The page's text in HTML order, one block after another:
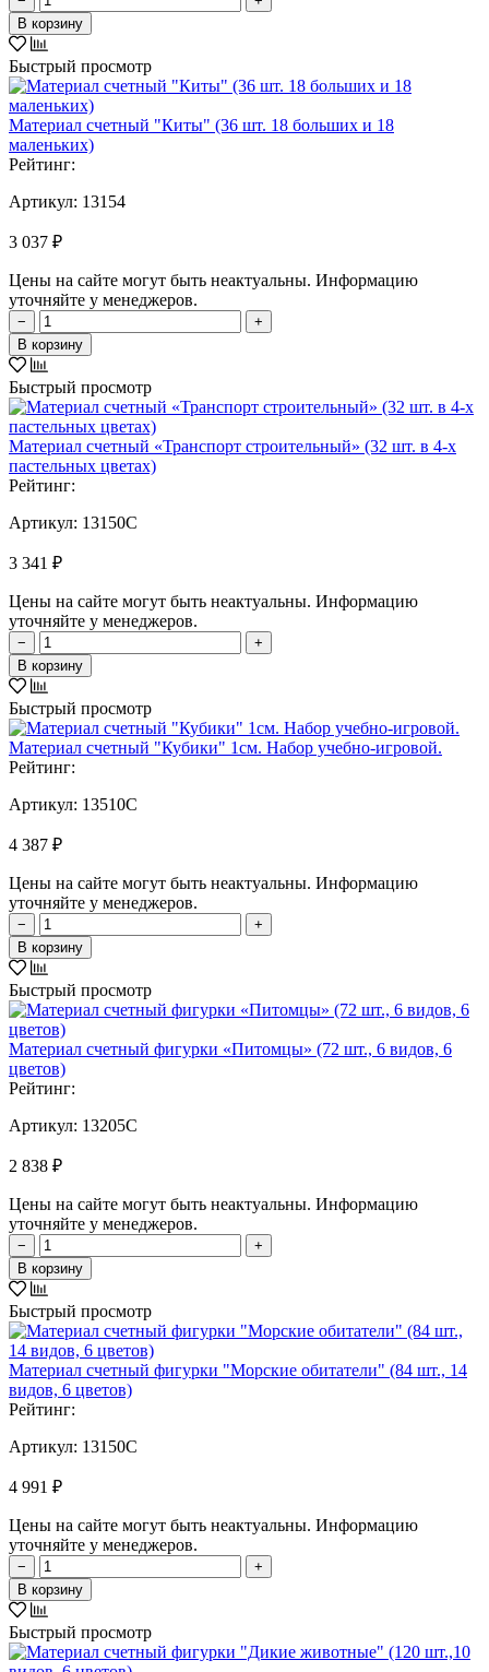
В корзину
Быстрый просмотр
Материал счетный "Киты" (36 шт. 18 больших и 18
маленьких)
Рейтинг:
Артикул: 13154
3 037 ₽
Цены на сайте могут быть неактуальны. Информацию
уточняйте у менеджеров.
−
+
В корзину
Быстрый просмотр
Материал счетный «Транспорт строительный» (32 шт. в 4-х
пастельных цветах)
Рейтинг:
Артикул: 13150C
3 341 ₽
Цены на сайте могут быть неактуальны. Информацию
уточняйте у менеджеров.
−
+
В корзину
Быстрый просмотр
Материал счетный "Кубики" 1см. Набор учебно-игровой.
Рейтинг:
Артикул: 13510C
4 387 ₽
Цены на сайте могут быть неактуальны. Информацию
уточняйте у менеджеров.
−
+
В корзину
Быстрый просмотр
Материал счетный фигурки «Питомцы» (72 шт., 6 видов, 6
цветов)
Рейтинг:
Артикул: 13205C
2 838 ₽
Цены на сайте могут быть неактуальны. Информацию
уточняйте у менеджеров.
−
+
В корзину
Быстрый просмотр
Материал счетный фигурки "Морские обитатели" (84 шт., 14
видов, 6 цветов)
Рейтинг:
Артикул: 13150C
4 991 ₽
Цены на сайте могут быть неактуальны. Информацию
уточняйте у менеджеров.
−
+
В корзину
Быстрый просмотр